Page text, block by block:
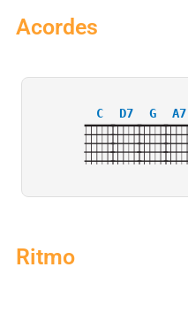
Acordes
C D7 G A7
Ritmo